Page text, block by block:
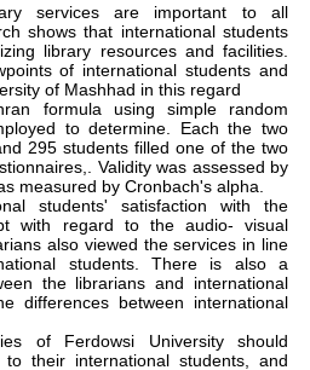
services are important to all
shows that international students
library resources and facilities.
of international students and
of Mashhad in this regard
formula using simple random
to determine. Each the two
295 students filled one of the two
Validity was assessed by
measured by Cronbach's alpha.
students' satisfaction with the
with regard to the audio- visual
also viewed the services in line
students. There is also a
the librarians and international
differences between international
of Ferdowsi University should
their international students, and